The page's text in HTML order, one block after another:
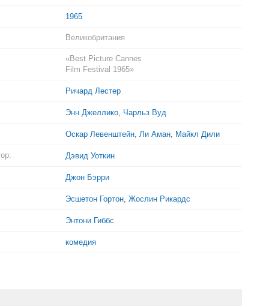
1965
Великобритания
«Best Picture Cannes
Film Festival 1965»
Ричард Лестер
Энн Джеллико, Чарльз Вуд
Оскар Левенштейн, Ли Аман, Майкл Дили
Дэвид Уоткин
Джон Бэрри
Эсшетон Гортон, Жослин Рикардс
Энтони Гиббс
комедия